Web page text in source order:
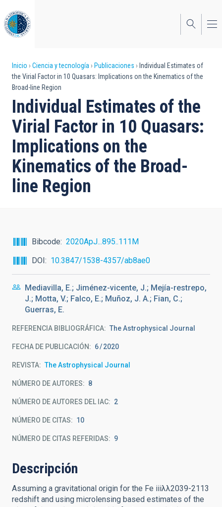
al
contenido
principal
Sobrescribir
enlaces
de
ayuda
a
la
navegación
Inicio Ciencia y tecnología Publicaciones
Individual Estimates of
the Virial Factor in 10 Quasars: Implications on the Kinematics of the
Broad-line Region
Individual Estimates of the
Virial Factor in 10 Quasars:
Implications on the
Kinematics of the Broad-
line Region
Bibcode
2020ApJ...895..111M
DOI
10.3847/1538-4357/ab8ae0
Mediavilla, E.; Jiménez-vicente, J.; Mejía-restrepo,
J.; Motta, V.; Falco, E.; Muñoz, J. A.; Fian, C.;
Guerras, E.
REFERENCIA BIBLIOGRÁFICA The Astrophysical Journal
FECHA DE PUBLICACIÓN: 6 2020
REVISTA The Astrophysical Journal
NÚMERO DE AUTORES 8
NÚMERO DE AUTORES DEL IAC 2
NÚMERO DE CITAS 10
NÚMERO DE CITAS REFERIDAS 9
Descripción
Assuming a gravitational origin for the Fe iiiλλ2039-2113
redshift and using microlensing based estimates of the